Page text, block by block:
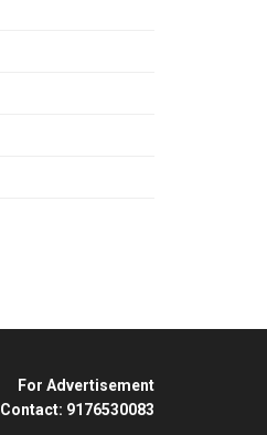
For Advertisement
Contact: 9176530083